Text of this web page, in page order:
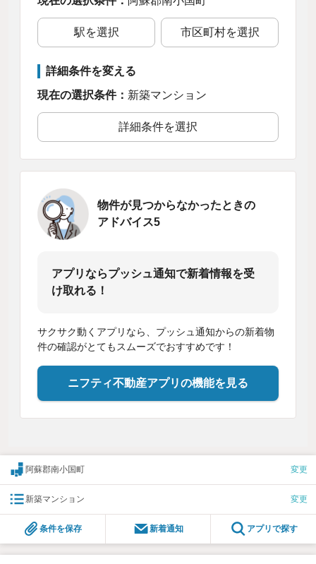
駅を選択 市区町村を選択
詳細条件を変える
現在の選択条件： 新築マンション
詳細条件を選択
物件が見つからなかったときの
アドバイス5
アプリならプッシュ通知で新着情報を受
け取れる！
サクサク動くアプリなら、プッシュ通知からの新着物
件の確認がとてもスムーズでおすすめです！
ニフティ不動産アプリの機能を見る
阿蘇郡南小国町 変更
新築マンション 変更
条件を保存 新着通知 アプリで探す